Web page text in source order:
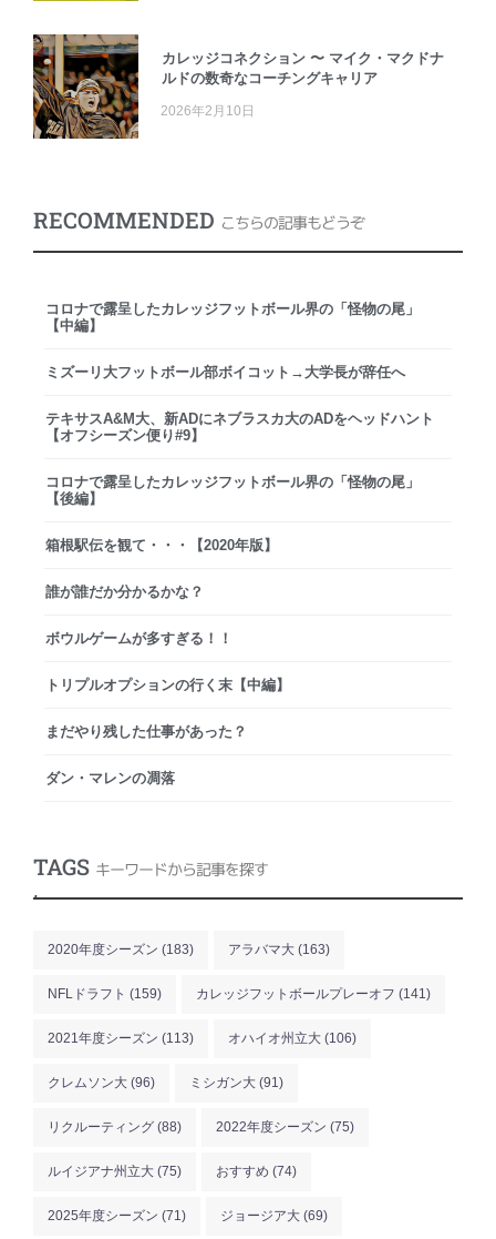
カレッジコネクション 〜 マイク・マクドナ
ルドの数奇なコーチングキャリア
2026年2月10日
RECOMMENDED こちらの記事もどうぞ
コロナで露呈したカレッジフットボール界の「怪物の尾」
【中編】
ミズーリ大フットボール部ボイコット→大学長が辞任へ
テキサスA&M大、新ADにネブラスカ大のADをヘッドハント
【オフシーズン便り#9】
コロナで露呈したカレッジフットボール界の「怪物の尾」
【後編】
箱根駅伝を観て・・・【2020年版】
誰が誰だか分かるかな？
ボウルゲームが多すぎる！！
トリプルオプションの行く末【中編】
まだやり残した仕事があった？
ダン・マレンの凋落
TAGS キーワードから記事を探す
.
2020年度シーズン (183) アラバマ大 (163)
NFLドラフト (159) カレッジフットボールプレーオフ (141)
2021年度シーズン (113) オハイオ州立大 (106)
クレムソン大 (96) ミシガン大 (91)
リクルーティング (88) 2022年度シーズン (75)
ルイジアナ州立大 (75) おすすめ (74)
2025年度シーズン (71) ジョージア大 (69)